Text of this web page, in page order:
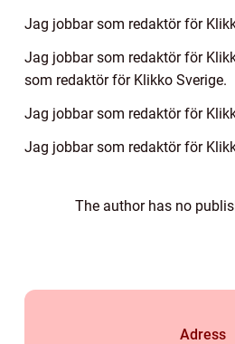
Jag jobbar som redaktör för
Jag jobbar som redaktör för
som redaktör för Klikko Sverige.
Jag jobbar som redaktör för
Jag jobbar som redaktör för
The author has no
Adress